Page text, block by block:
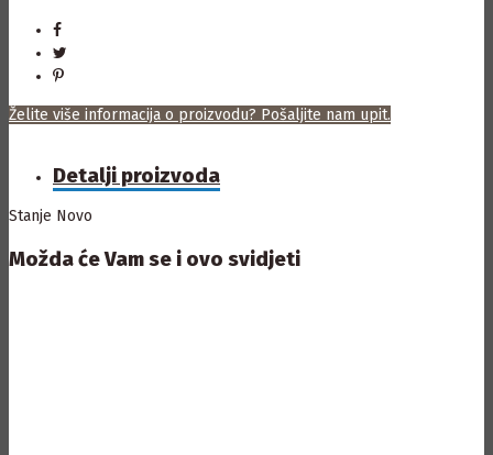
Želite više informacija o proizvodu? Pošaljite nam upit.
Detalji proizvoda
Stanje Novo
Možda će Vam se i ovo svidjeti